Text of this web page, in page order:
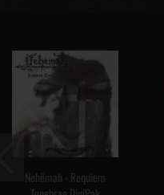
Nehëmah - Requiem